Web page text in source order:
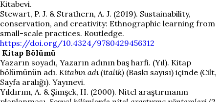
Kitabevi.
Stewart, P. J. & Strathern, A. J. (2019). Sustainability,
conservation, and creativity: Ethnographic learning from
small-scale practices. Routledge.
https://doi.org/10.4324/9780429456312
Kitap Bölümü
Yazarın soyadı, Yazarın adının baş harfi. (Yıl). Kitap
bölümünün adı. Kitabın adı (italik) (Baskı sayısı) içinde (Cilt,
Sayfa aralığı). Yayınevi.
Yıldırım, A. & Şimşek, H. (2000). Nitel araştırmanın